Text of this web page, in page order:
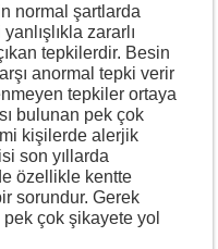
normal şartlarda
zararlı
tepkilerdir. Besin
anormal tepki verir
tepkiler ortaya
bulunan pek çok
kişilerde alerjik
son yıllarda
özellikle kentte
sorundur. Gerek
çok şikayete yol